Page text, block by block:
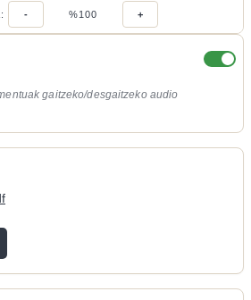
- %100 +
gaitzeko/desgaitzeko audio